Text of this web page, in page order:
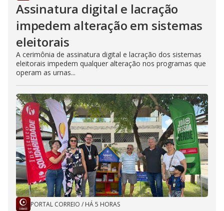
Assinatura digital e lacração
impedem alteração em sistemas
eleitorais
A cerimônia de assinatura digital e lacração dos sistemas
eleitorais impedem qualquer alteração nos programas que
operam as urnas...
PORTAL CORREIO / HÁ 5 HORAS